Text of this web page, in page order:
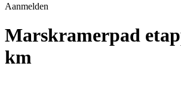
Aanmelden
Marskramerpad
km